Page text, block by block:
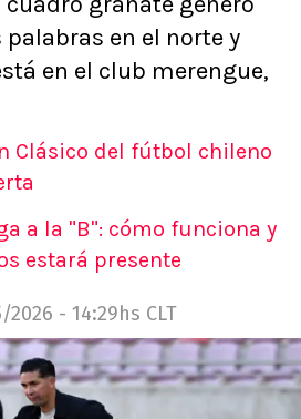
en el norte y
en el club merengue,
Clásico del fútbol chileno
a la "B": cómo funciona y
estará presente
2026 - 14:29hs CLT